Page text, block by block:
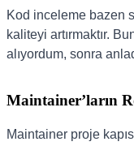
Kod inceleme bazen
kaliteyi artırmaktır.
alıyordum, sonra
Maintainer’ların
Maintainer proje